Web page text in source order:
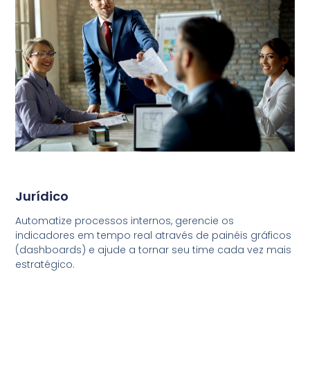
Jurídico
Automatize processos internos, gerencie os
indicadores em tempo real através de painéis gráficos
(dashboards) e ajude a tornar seu time cada vez mais
estratégico.